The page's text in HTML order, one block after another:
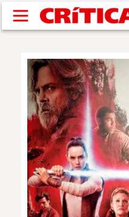
Pasar al contenido principal
SUCESOS
NACIONAL
POLÍTICA
SHOW